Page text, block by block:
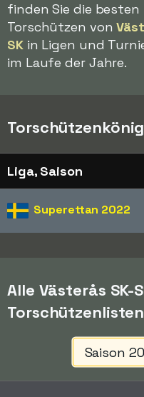
finden Sie die besten
Torschützen von
SKin Ligen und
im Laufe der Jahre.
Liga, Saison
Superettan 2022
Alle Västerås SK-
Torschützenlisten